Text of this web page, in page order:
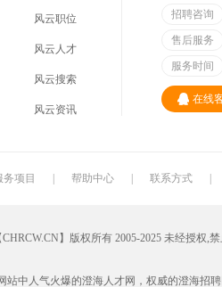
风云职位
风云人才
风云搜索
风云资讯
招聘咨询
售后服务
服务时间
在线
务项目 帮助中心 联系方式
】版权所有 2005-2025 未经授权,
站中人气火爆的澄海人才网，权威的澄海招聘